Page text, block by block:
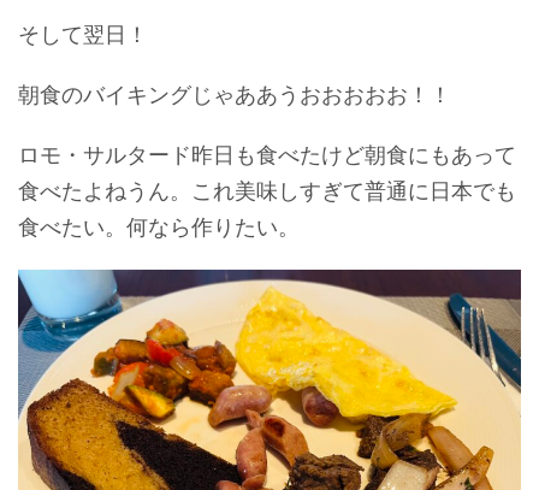
そして翌日！
朝食のバイキングじゃああうおおおおお！！
ロモ・サルタード昨日も食べたけど朝食にもあって
食べたよねうん。これ美味しすぎて普通に日本でも
食べたい。何なら作りたい。